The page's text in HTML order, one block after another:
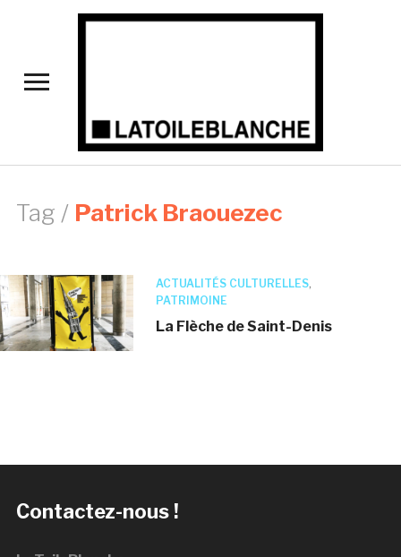
Toggle
navigation
Tag / Patrick Braouezec
ACTUALITÉS CULTURELLES
PATRIMOINE
La Flèche de Saint-Denis
Contactez-nous !